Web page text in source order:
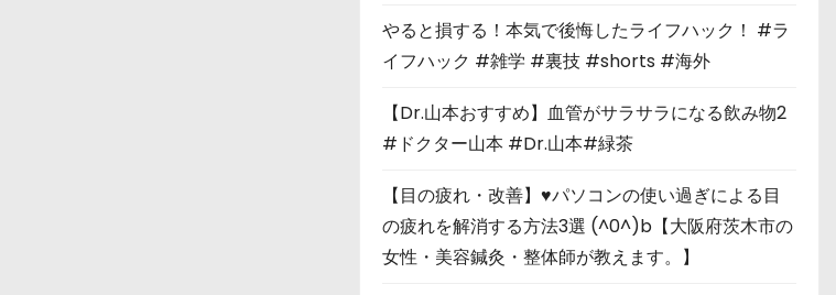
やると損する！本気で後悔したライフハック！ #ラ
イフハック #雑学 #裏技 #shorts #海外
【Dr.山本おすすめ】血管がサラサラになる飲み物2
#ドクター山本 #Dr.山本#緑茶
【目の疲れ・改善】♥パソコンの使い過ぎによる目
の疲れを解消する方法3選 (^0^)b【大阪府茨木市の
女性・美容鍼灸・整体師が教えます。】